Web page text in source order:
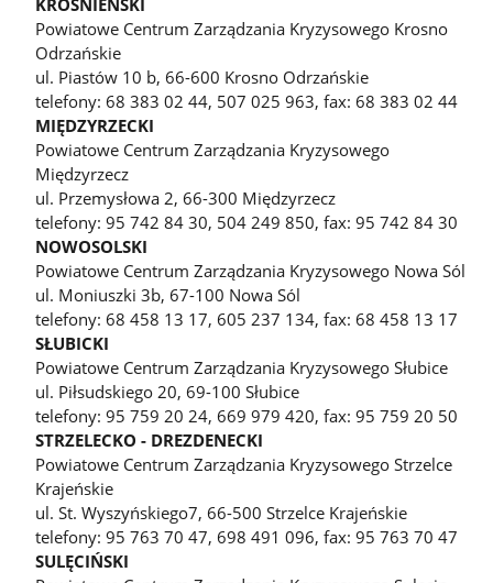
Powiatowe Centrum Zarządzania Kryzysowego Krosno
Odrzańskie
ul. Piastów 10 b, 66-600 Krosno Odrzańskie
telefony: 68 383 02 44, 507 025 963, fax: 68 383 02 44
MIĘDZYRZECKI
Powiatowe Centrum Zarządzania Kryzysowego
Międzyrzecz
ul. Przemysłowa 2, 66-300 Międzyrzecz
telefony: 95 742 84 30, 504 249 850, fax: 95 742 84 30
NOWOSOLSKI
Powiatowe Centrum Zarządzania Kryzysowego Nowa Sól
ul. Moniuszki 3b, 67-100 Nowa Sól
telefony: 68 458 13 17, 605 237 134, fax: 68 458 13 17
SŁUBICKI
Powiatowe Centrum Zarządzania Kryzysowego Słubice
ul. Piłsudskiego 20, 69-100 Słubice
telefony: 95 759 20 24, 669 979 420, fax: 95 759 20 50
STRZELECKO - DREZDENECKI
Powiatowe Centrum Zarządzania Kryzysowego Strzelce
Krajeńskie
ul. St. Wyszyńskiego7, 66-500 Strzelce Krajeńskie
telefony: 95 763 70 47, 698 491 096, fax: 95 763 70 47
SULĘCIŃSKI